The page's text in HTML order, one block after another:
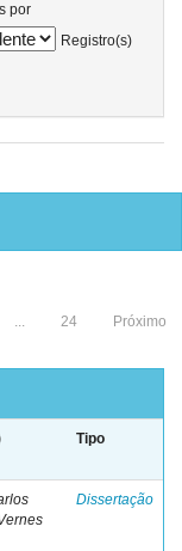
por
Registro(s)
... 24 Próximo
Tipo
Dissertação